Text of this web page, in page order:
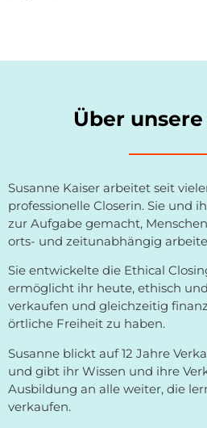
Über
Susanne Kaiser arbeitet seit
professionelle Closerin. Sie und
zur Aufgabe gemacht,
orts- und zeitunabhängig
Sie entwickelte die Ethical
ermöglicht ihr heute, ethisch
verkaufen und gleichzeitig
örtliche Freiheit zu haben.
Susanne blickt auf 12 Jahre
und gibt ihr Wissen und ihre
Ausbildung an alle weiter, die
verkaufen.